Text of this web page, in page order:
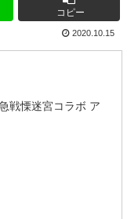
コピー
2020.10.15
戦慄迷宮コラボ ア